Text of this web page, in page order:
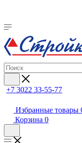
+7 3022 33-55-77
Избранные товары
Корзина 0